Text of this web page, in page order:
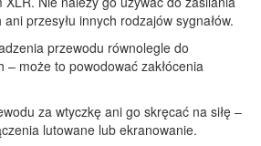
przesyłu innych rodzajów sygnałów.
przewodu równolegle do
– może to powodować zakłócenia
za wtyczkę ani go skręcać na siłę –
lutowane lub ekranowanie.